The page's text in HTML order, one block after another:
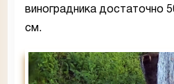
виноградника достаточно
см.